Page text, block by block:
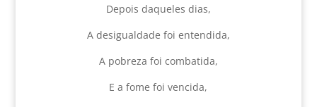
Depois daqueles dias,
A desigualdade foi entendida,
A pobreza foi combatida,
E a fome foi vencida,